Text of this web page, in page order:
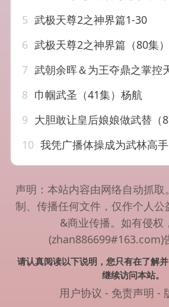
5 武极天尊2之神界篇1-30
6 武极天尊2之神界篇（80集）仙侠
7 武朝余晖＆为王夺鼎之掌控天下＆
8 巾帼武圣（41集）杨航
9 大胆敢让皇后娘娘做武替（87集
10 我凭广播体操成为武林高手
声明：本站内容由网络自动抓取
制、传播任何文件，仅作个人
&商业传播。如有侵权
(zhan886699#163.com)
请认真阅读以下说明，您只有在了解
继续访问本站。
用户协议 - 免责声明 -